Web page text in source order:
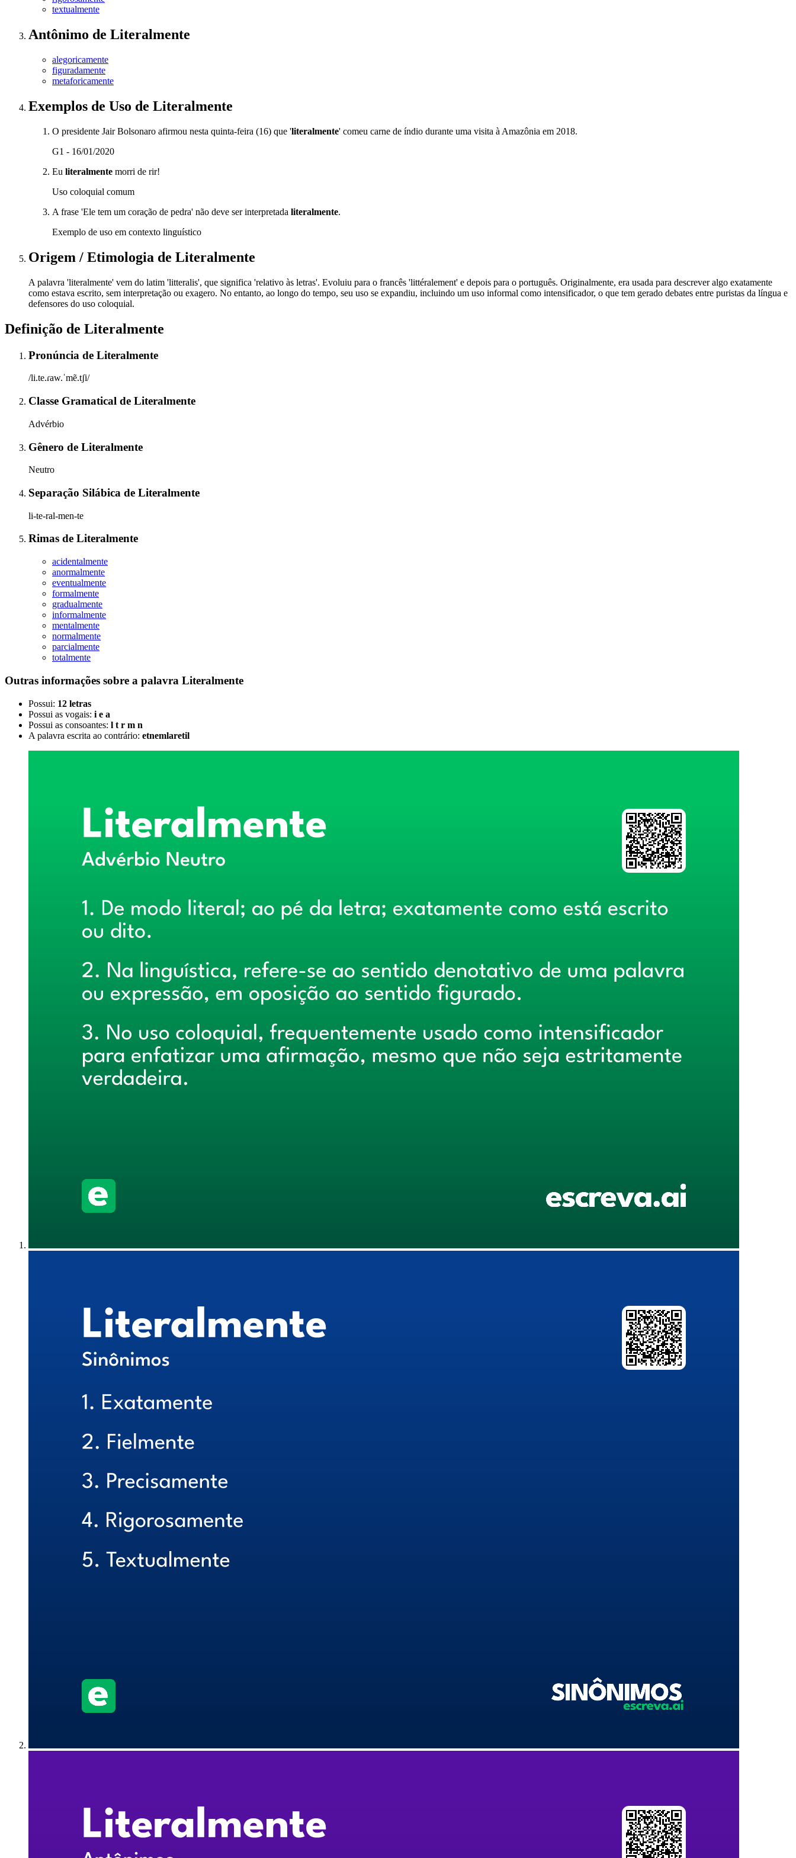
textualmente
Antônimo de Literalmente
alegoricamente
figuradamente
metaforicamente
Exemplos de Uso de Literalmente
O presidente Jair Bolsonaro afirmou nesta quinta-feira (16) que 'literalmente' comeu carne de índio durante uma visita à Amazônia em 2018.
G1 - 16/01/2020
Eu literalmente morri de rir!
Uso coloquial comum
A frase 'Ele tem um coração de pedra' não deve ser interpretada literalmente.
Exemplo de uso em contexto linguístico
Origem / Etimologia de Literalmente
A palavra 'literalmente' vem do latim 'litteralis', que significa 'relativo às letras'. Evoluiu para o francês 'littéralement' e depois para o português. Originalmente, era usada para descrever algo exatamente
como estava escrito, sem interpretação ou exagero. No entanto, ao longo do tempo, seu uso se expandiu, incluindo um uso informal como intensificador, o que tem gerado debates entre puristas da língua e
defensores do uso coloquial.
Definição de Literalmente
Pronúncia de Literalmente
/li.te.ɾaw.ˈmẽ.tʃi/
Classe Gramatical de Literalmente
Advérbio
Gênero de Literalmente
Neutro
Separação Silábica de Literalmente
li-te-ral-men-te
Rimas de Literalmente
acidentalmente
anormalmente
eventualmente
formalmente
gradualmente
informalmente
mentalmente
normalmente
parcialmente
totalmente
Outras informações sobre a palavra Literalmente
Possui: 12 letras
Possui as vogais: i e a
Possui as consoantes: l t r m n
A palavra escrita ao contrário: etnemlaretil